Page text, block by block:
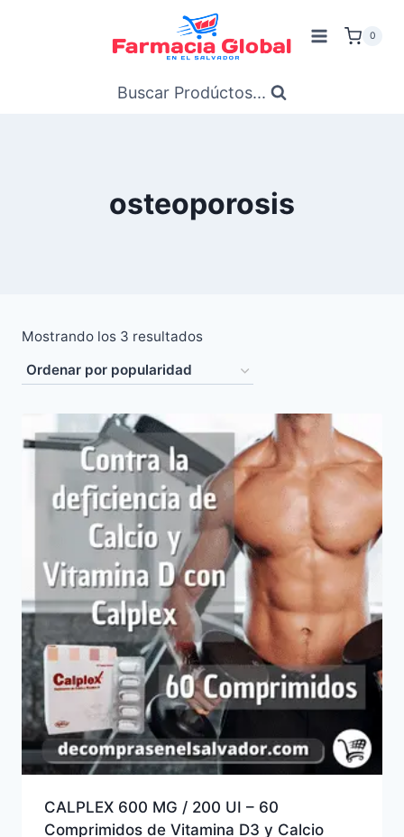
0
Buscar Prodúctos...
osteoporosis
Mostrando los 3 resultadosOrdenado
popularidad
CALPLEX 600 MG / 200 UI – 60
Comprimidos de Vitamina D3 y Calcio